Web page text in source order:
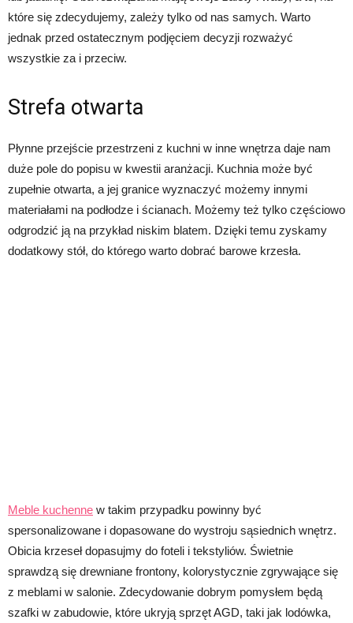
które się zdecydujemy, zależy tylko od nas samych. Warto
jednak przed ostatecznym podjęciem decyzji rozważyć
wszystkie za i przeciw.
Strefa otwarta
Płynne przejście przestrzeni z kuchni w inne wnętrza daje nam
duże pole do popisu w kwestii aranżacji. Kuchnia może być
zupełnie otwarta, a jej granice wyznaczyć możemy innymi
materiałami na podłodze i ścianach. Możemy też tylko częściowo
odgrodzić ją na przykład niskim blatem. Dzięki temu zyskamy
dodatkowy stół, do którego warto dobrać barowe krzesła.
Meble kuchenne w takim przypadku powinny być
spersonalizowane i dopasowane do wystroju sąsiednich wnętrz.
Obicia krzeseł dopasujmy do foteli i tekstyliów. Świetnie
sprawdzą się drewniane frontony, kolorystycznie zgrywające się
z meblami w salonie. Zdecydowanie dobrym pomysłem będą
szafki w zabudowie, które ukryją sprzęt AGD, taki jak lodówka,